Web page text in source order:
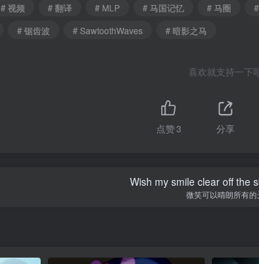
# 视频 # 翻译 # MLP # 马国记忆 # 马圈
# 锯齿波 # SawtoothWaves # 暗影之马
喜欢就支持一下
点赞3 分享
Wish my smile clear off the
微笑可以晴朗所有的